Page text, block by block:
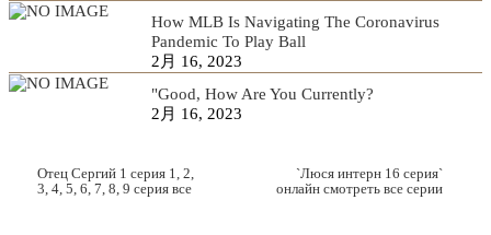
How MLB Is Navigating The Coronavirus
Pandemic To Play Ball
2月 16, 2023
"Good, How Are You Currently?
2月 16, 2023
Отец Сергий 1 серия 1, 2,
3, 4, 5, 6, 7, 8, 9 серия все
`Люся интерн 16 серия`
онлайн смотреть все серии